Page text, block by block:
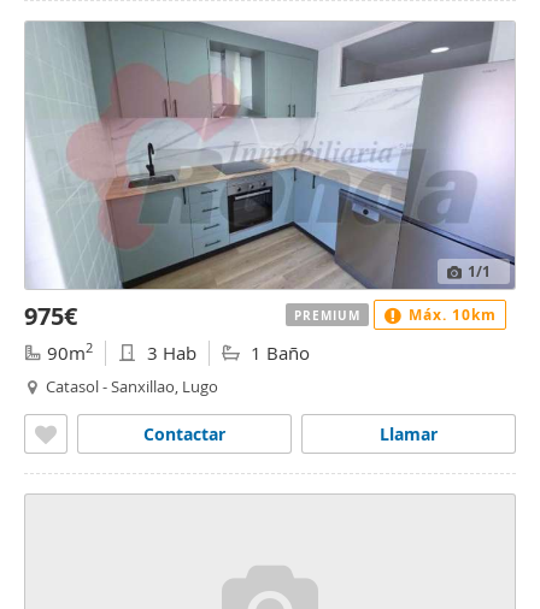
1/1
975€
90m2 3 Hab 1 Baño
Catasol - Sanxillao, Lugo
Llamar
Contactar
PREMIUM Máx. 10km